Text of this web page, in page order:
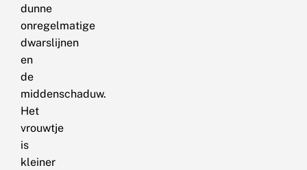
dunne
onregelmatige
dwarslijnen
en
de
middenschaduw.
Het
vrouwtje
is
kleiner